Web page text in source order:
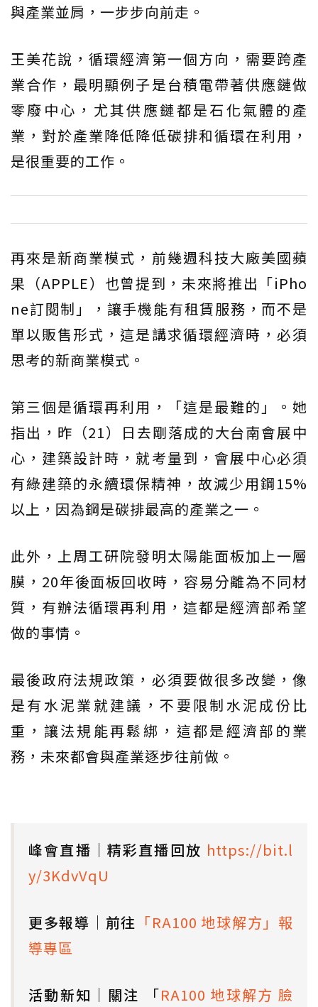
與產業並肩，一步步向前走。
王美花說，循環經濟第一個方向，需要跨產
業合作，最明顯例子是台積電帶著供應鏈做
零廢中心，尤其供應鏈都是石化氣體的產
業，對於產業降低降低碳排和循環在利用，
是很重要的工作。
再來是新商業模式，前幾週科技大廠美國蘋
果（APPLE）也曾提到，未來將推出「iPho
ne訂閱制」，讓手機能有租賃服務，而不是
單以販售形式，這是講求循環經濟時，必須
思考的新商業模式。
第三個是循環再利用，「這是最難的」。她
指出，昨（21）日去剛落成的大台南會展中
心，建築設計時，就考量到，會展中心必須
有綠建築的永續環保精神，故減少用鋼15%
以上，因為鋼是碳排最高的產業之一。
此外，上周工研院發明太陽能面板加上一層
膜，20年後面板回收時，容易分離為不同材
質，有辦法循環再利用，這都是經濟部希望
做的事情。
最後政府法規政策，必須要做很多改變，像
是有水泥業就建議，不要限制水泥成份比
重，讓法規能再鬆綁，這都是經濟部的業
務，未來都會與產業逐步往前做。
峰會直播｜精彩直播回放 https://bit.l
y/3KdvVqU
更多報導｜前往 「RA100 地球解方」報
導專區
活動新知｜關注 「RA100 地球解方 臉